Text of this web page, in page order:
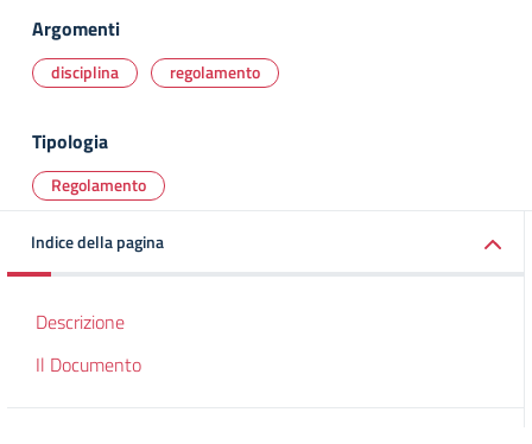
Argomenti
disciplina regolamento
Tipologia
Regolamento
Indice della pagina
Descrizione
Il Documento